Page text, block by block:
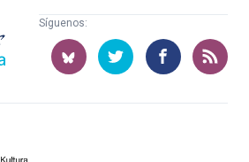
Síguenos: